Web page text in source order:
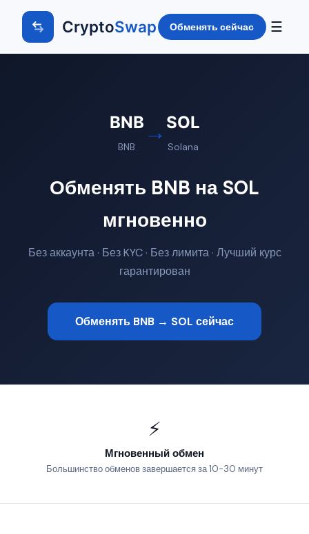
CryptoSwap Обменять сейчас ☰
BNB
BNB
→ SOL
Solana
Обменять BNB на SOL
мгновенно
Без аккаунта · Без KYC · Без лимита · Лучший курс
гарантирован
Обменять BNB → SOL сейчас
⚡
Мгновенный обмен
Большинство обменов завершается за 10-30 минут